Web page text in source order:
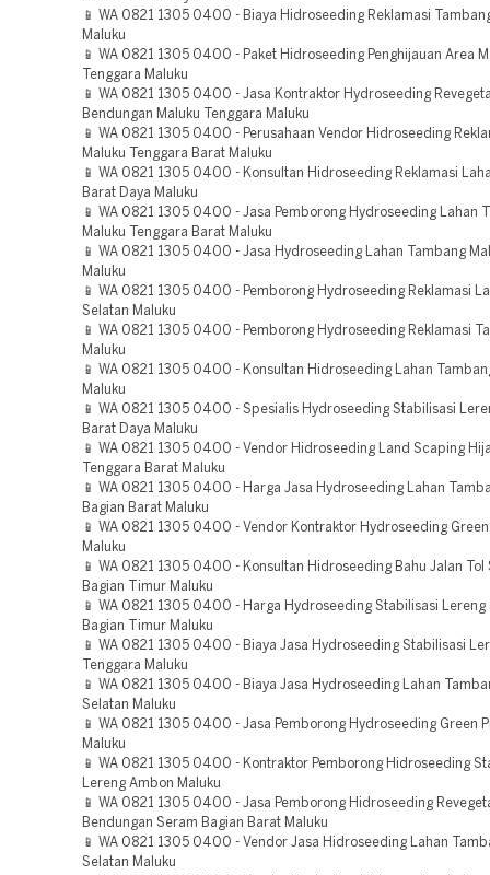
📱 WA 0821 1305 0400 - Biaya Hidroseeding Reklamasi
Maluku
📱 WA 0821 1305 0400 - Paket Hidroseeding Penghijauan Area
Tenggara Maluku
📱 WA 0821 1305 0400 - Jasa Kontraktor Hydroseeding
Bendungan Maluku Tenggara Maluku
📱 WA 0821 1305 0400 - Perusahaan Vendor Hidroseeding
Maluku Tenggara Barat Maluku
📱 WA 0821 1305 0400 - Konsultan Hidroseeding Reklamasi
Barat Daya Maluku
📱 WA 0821 1305 0400 - Jasa Pemborong Hydroseeding Lahan
Maluku Tenggara Barat Maluku
📱 WA 0821 1305 0400 - Jasa Hydroseeding Lahan Tambang
Maluku
📱 WA 0821 1305 0400 - Pemborong Hydroseeding Reklamasi
Selatan Maluku
📱 WA 0821 1305 0400 - Pemborong Hydroseeding Reklamasi
Maluku
📱 WA 0821 1305 0400 - Konsultan Hidroseeding Lahan
Maluku
📱 WA 0821 1305 0400 - Spesialis Hydroseeding Stabilisasi
Barat Daya Maluku
📱 WA 0821 1305 0400 - Vendor Hidroseeding Land Scaping
Tenggara Barat Maluku
📱 WA 0821 1305 0400 - Harga Jasa Hydroseeding Lahan
Bagian Barat Maluku
📱 WA 0821 1305 0400 - Vendor Kontraktor Hydroseeding
Maluku
📱 WA 0821 1305 0400 - Konsultan Hidroseeding Bahu Jalan Tol
Bagian Timur Maluku
📱 WA 0821 1305 0400 - Harga Hydroseeding Stabilisasi Lereng
Bagian Timur Maluku
📱 WA 0821 1305 0400 - Biaya Jasa Hydroseeding Stabilisasi
Tenggara Maluku
📱 WA 0821 1305 0400 - Biaya Jasa Hydroseeding Lahan
Selatan Maluku
📱 WA 0821 1305 0400 - Jasa Pemborong Hydroseeding Green
Maluku
📱 WA 0821 1305 0400 - Kontraktor Pemborong Hidroseeding
Lereng Ambon Maluku
📱 WA 0821 1305 0400 - Jasa Pemborong Hidroseeding
Bendungan Seram Bagian Barat Maluku
📱 WA 0821 1305 0400 - Vendor Jasa Hidroseeding Lahan
Selatan Maluku